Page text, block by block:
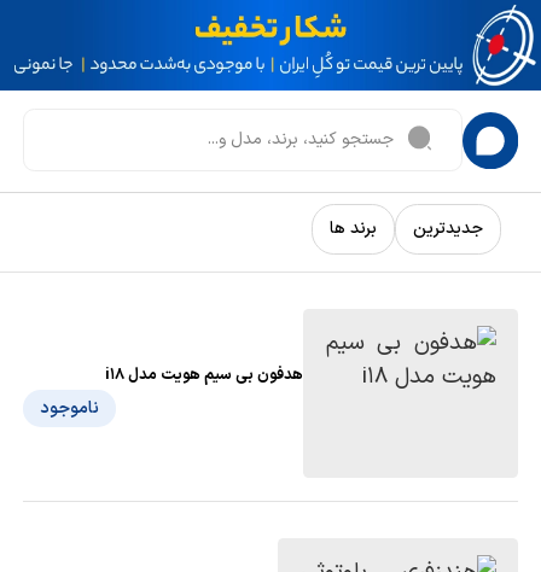
جدیدترین برند ها
هدفون بی سیم هویت مدل i18
ناموجود